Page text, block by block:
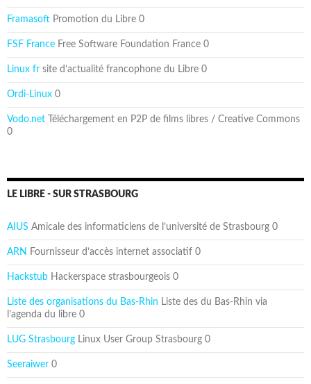
Framasoft Promotion du Libre 0
FSF France Free Software Foundation France 0
Linux fr site d’actualité francophone du Libre 0
Ordi-Linux 0
Vodo.net Téléchargement en P2P de films libres / Creative Commons
0
LE LIBRE - SUR STRASBOURG
AIUS Amicale des informaticiens de l’université de Strasbourg 0
ARN Fournisseur d’accès internet associatif 0
Hackstub Hackerspace strasbourgeois 0
Liste des organisations du Bas-Rhin Liste des du Bas-Rhin via
l’agenda du libre 0
LUG Strasbourg Linux User Group Strasbourg 0
Seeraiwer 0